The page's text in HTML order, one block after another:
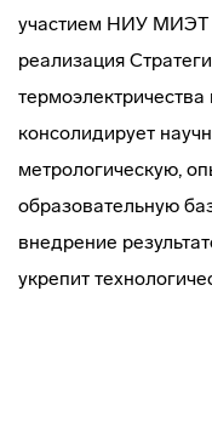
участием НИУ
реализация
консолидирует
метрологическую,
образовательную
внедрение
укрепит